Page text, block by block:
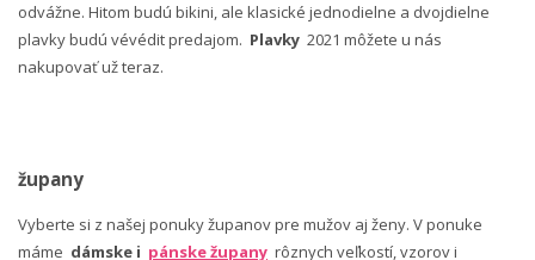
odvážne. Hitom budú bikini, ale klasické jednodielne a dvojdielne
plavky budú vévédit predajom. Plavky 2021 môžete u nás
nakupovať už teraz.
župany
Vyberte si z našej ponuky županov pre mužov aj ženy. V ponuke
máme dámske i pánske župany rôznych veľkostí, vzorov i